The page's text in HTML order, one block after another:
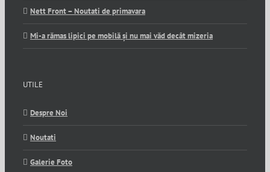
Nett Front – Noutati de primavara
Mi-a rămas lipici pe mobilă și nu mai văd decât mizeria
UTILE
Despre Noi
Noutati
Galerie Foto